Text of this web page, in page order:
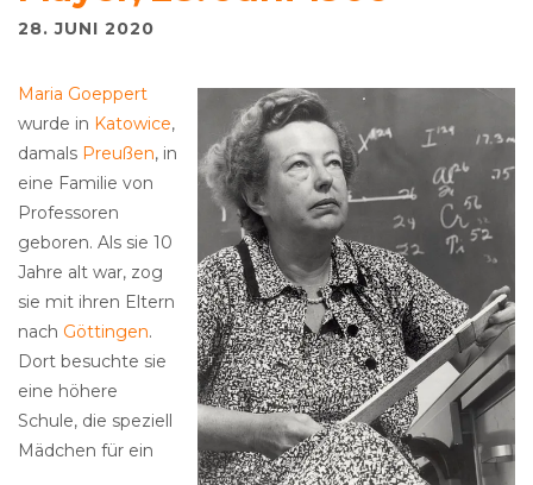
28. JUNI 2020
Maria Goeppert
wurde in Katowice,
damals Preußen, in
eine Familie von
Professoren
geboren. Als sie 10
Jahre alt war, zog
sie mit ihren Eltern
nach Göttingen.
Dort besuchte sie
eine höhere
Schule, die speziell
Mädchen für ein